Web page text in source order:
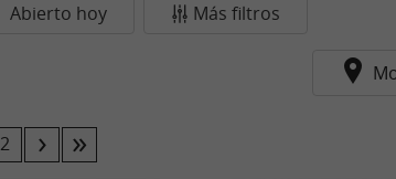
Abierto hoy Más filtros
2